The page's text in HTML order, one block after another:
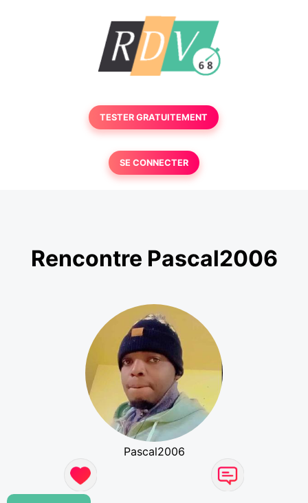
TESTER GRATUITEMENT
SE CONNECTER
Rencontre Pascal2006
Pascal2006